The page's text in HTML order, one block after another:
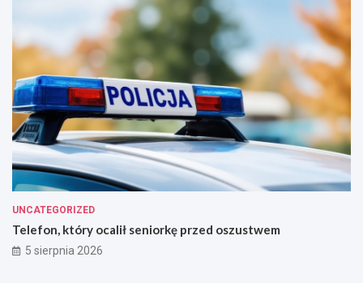
UNCATEGORIZED
Telefon, który ocalił seniorkę przed oszustwem
5 sierpnia 2026